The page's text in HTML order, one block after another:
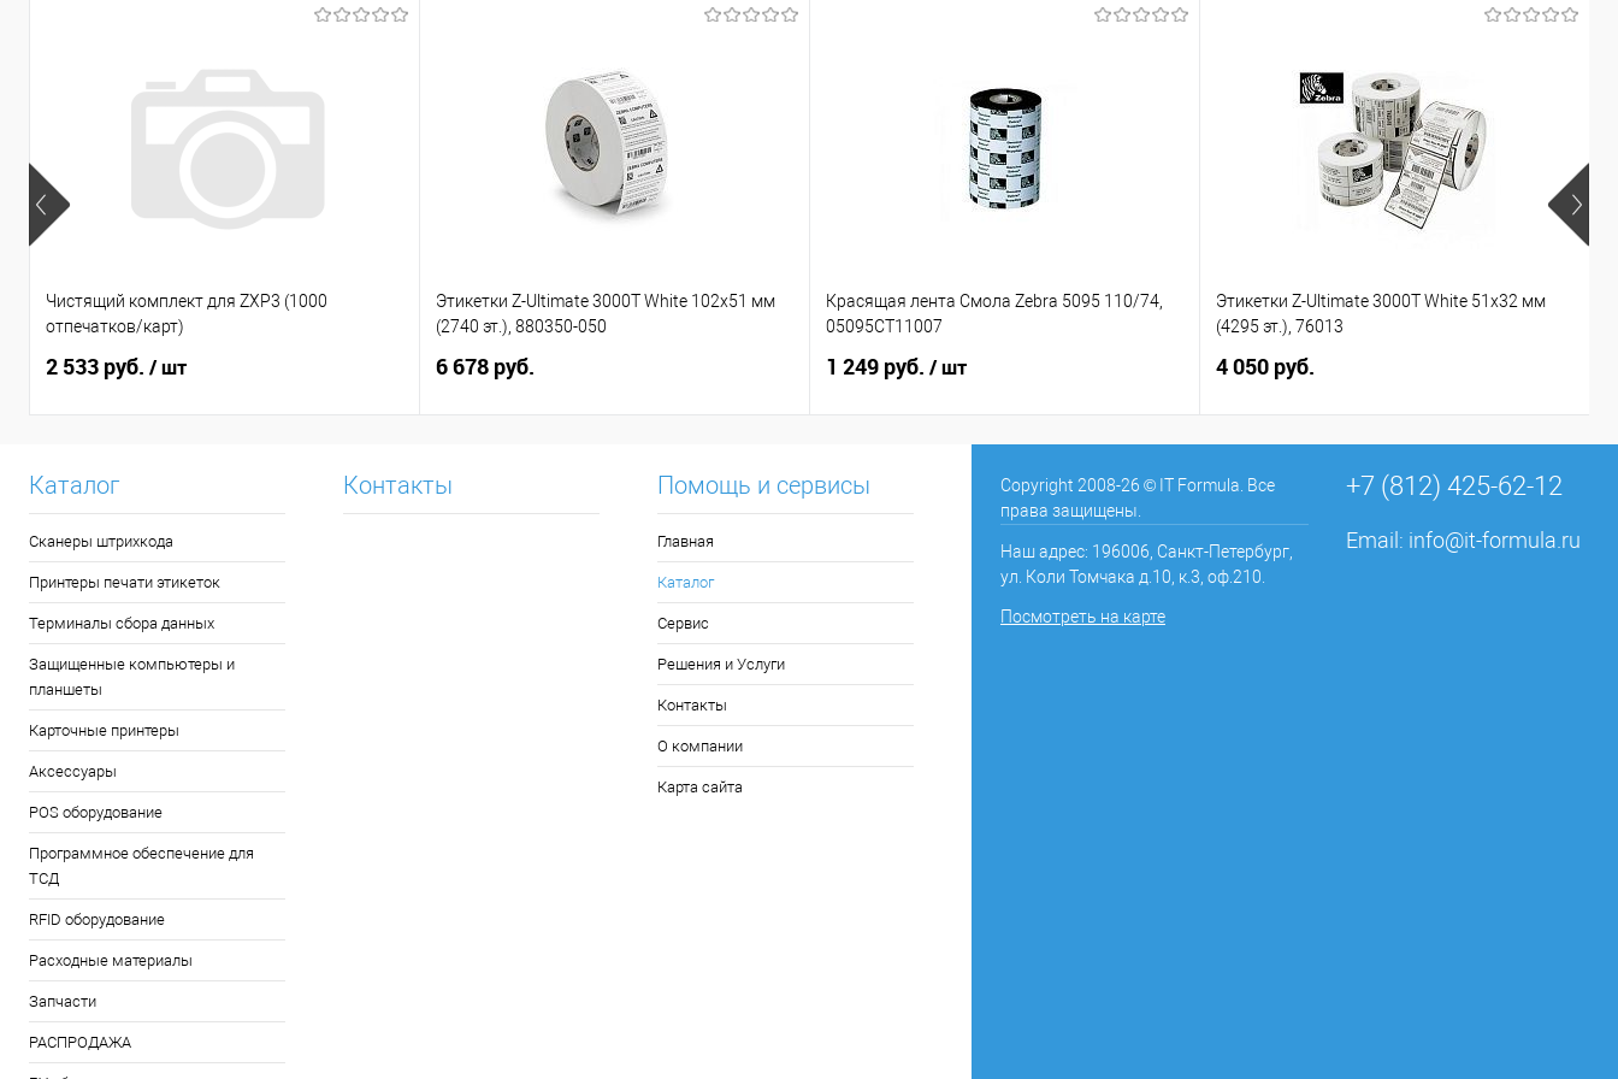
Чистящий комплект для ZXP3 (1000
отпечатков/карт)
2 533 руб. / шт
Этикетки Z-Ultimate 3000T White 102х51 мм
(2740 эт.), 880350-050
6 678 руб.
Красящая лента Смола Zebra 5095 110/74,
05095CT11007
1 249 руб. / шт
Этикетки Z-Ultimate 3000T White 51х32 мм
(4295 эт.), 76013
4 050 руб.
Каталог
Сканеры штрихкода
Принтеры печати этикеток
Терминалы сбора данных
Защищенные компьютеры и
планшеты
Карточные принтеры
Аксессуары
POS оборудование
Программное обеспечение для
ТСД
RFID оборудование
Расходные материалы
Запчасти
РАСПРОДАЖА
Контакты Помощь и сервисы
Главная
Каталог
Сервис
Решения и Услуги
Контакты
О компании
Карта сайта
Copyright 2008-26 © IT Formula. Все
права защищены.
Наш адрес: 196006, Санкт-Петербург,
ул. Коли Томчака д.10, к.3, оф.210.
Посмотреть на карте
+7 (812) 425-62-12
Email: info@it-formula.ru